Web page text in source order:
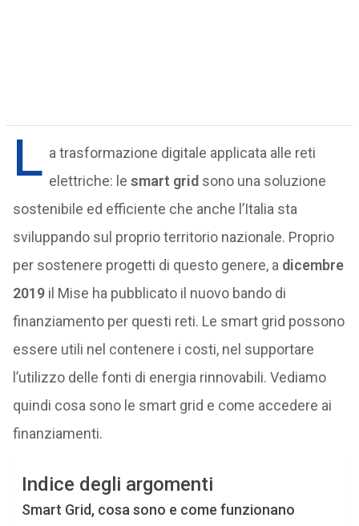
L a trasformazione digitale applicata alle reti
elettriche: le smart grid sono una soluzione
sostenibile ed efficiente che anche l’Italia sta
sviluppando sul proprio territorio nazionale. Proprio
per sostenere progetti di questo genere, a dicembre
2019il Mise ha pubblicato il nuovo bando di
finanziamento per questi reti. Le smart grid possono
essere utili nel contenere i costi, nel supportare
l’utilizzo delle fonti di energia rinnovabili. Vediamo
quindi cosa sono le smart grid e come accedere ai
finanziamenti.
Indice degli argomenti
Smart Grid, cosa sono e come funzionano